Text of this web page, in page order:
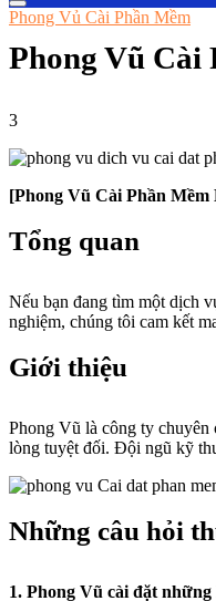
Phong Vủ Cài Phần Mềm
Phong Vũ Cài
3
[Phong Vũ Cài Phần
Tổng quan
Nếu bạn đang tìm một dịch
nghiệm, chúng tôi cam kết
Giới thiệu
Phong Vũ là công ty chuyên
lòng tuyệt đối. Đội ngũ kỹ
Những câu hỏi
1. Phong Vũ cài đặt những